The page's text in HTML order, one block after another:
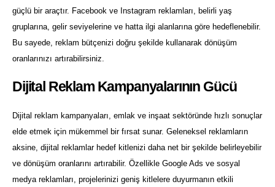
güçlü bir araçtır. Facebook ve Instagram reklamları, belirli yaş
gruplarına, gelir seviyelerine ve hatta ilgi alanlarına göre hedeflenebilir.
Bu sayede, reklam bütçenizi doğru şekilde kullanarak dönüşüm
oranlarınızı artırabilirsiniz.
Dijital Reklam Kampanyalarının Gücü
Dijital reklam kampanyaları, emlak ve inşaat sektöründe hızlı sonuçlar
elde etmek için mükemmel bir fırsat sunar. Geleneksel reklamların
aksine, dijital reklamlar hedef kitlenizi daha net bir şekilde belirleyebilir
ve dönüşüm oranlarını artırabilir. Özellikle Google Ads ve sosyal
medya reklamları, projelerinizi geniş kitlelere duyurmanın etkili